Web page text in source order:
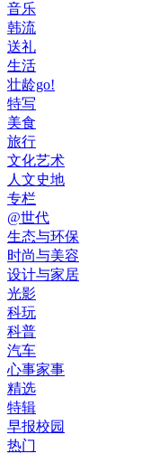
音乐
韩流
送礼
生活
壮龄go!
特写
美食
旅行
文化艺术
人文史地
专栏
@世代
生态与环保
时尚与美容
设计与家居
光影
科玩
科普
汽车
心事家事
精选
特辑
早报校园
热门